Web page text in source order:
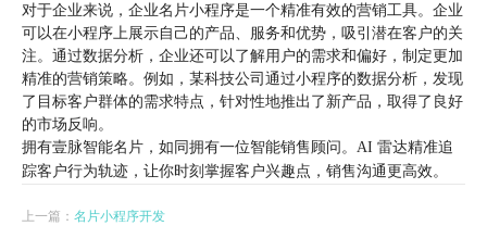
对于企业来说，企业名片小程序是一个精准有效的营销工具。企业
可以在小程序上展示自己的产品、服务和优势，吸引潜在客户的关
注。通过数据分析，企业还可以了解用户的需求和偏好，制定更加
精准的营销策略。例如，某科技公司通过小程序的数据分析，发现
了目标客户群体的需求特点，针对性地推出了新产品，取得了良好
的市场反响。
拥有壹脉智能名片，如同拥有一位智能销售顾问。AI 雷达精准追
踪客户行为轨迹，让你时刻掌握客户兴趣点，销售沟通更高效。
上一篇： 名片小程序开发